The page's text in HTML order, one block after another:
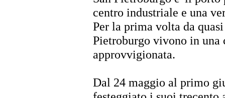
centro industriale e una
Per la prima volta da
Pietroburgo vivono in una
approvvigionata.
Dal 24 maggio al primo